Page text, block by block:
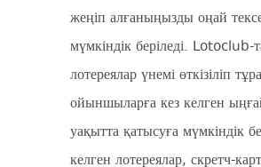
жеңіп алғаныңызды оңай
мүмкіндік беріледі. Lotoclub-
лотереялар үнемі өткізіліп
ойыншыларға кез келген
уақытта қатысуға мүмкіндік
келген лотереялар, скретч-